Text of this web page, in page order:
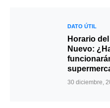
DATO ÚTIL
Horario
Nuevo:
30 diciembre,